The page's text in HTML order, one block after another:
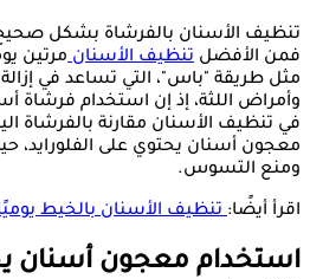
تنظيف الأسنان بالفرشاة بشكل
فمن الأفضل تنظيف الأسنانمرتين
مثل طريقة "باس"، التي تساعد في
وأمراض اللثة، إذ إن استخدام فرشاة
في تنظيف الأسنان مقارنة بالفرشاة
معجون أسنان يحتوي على الفلورايد،
ومنع التسوس.
اقرأ أيضًا:تنظيف الأسنان بالخيط
استخدام معجون أسنان